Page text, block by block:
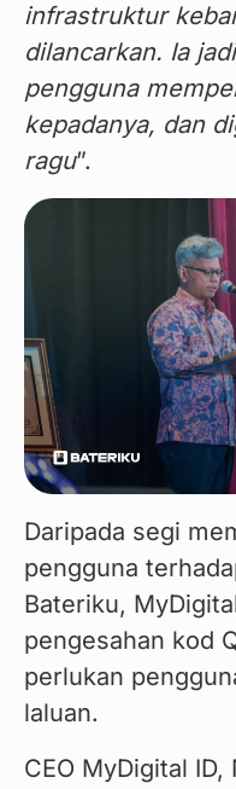
infrastruktur
dilancarkan. Ia
pengguna
kepadanya, dan
ragu”.
Daripada segi
pengguna
Bateriku,
pengesahan kod
perlukan
laluan.
CEO MyDigital